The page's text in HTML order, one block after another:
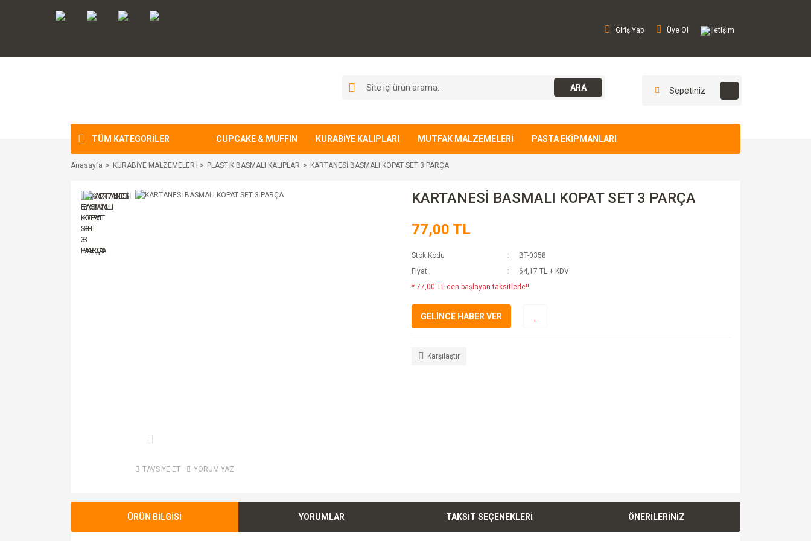
Giriş Yap Üye Ol İletişim
ARA Sepetiniz
TÜM KATEGORİLER CUPCAKE & MUFFIN KURABİYE KALIPLARI MUTFAK MALZEMELERİ PASTA EKİPMANLARI
Anasayfa KURABİYE MALZEMELERİ PLASTİK BASMALI KALIPLAR KARTANESİ BASMALI KOPAT SET 3 PARÇA
TAVSİYE ET YORUM YAZ
KARTANESİ BASMALI KOPAT SET 3 PARÇA
77,00 TL
Stok Kodu
BT-0358
Fiyat
64,17 TL + KDV
* 77,00 TL den başlayan taksitlerle!!
GELİNCE HABER VER
Karşılaştır
ÜRÜN BİLGİSİ YORUMLAR TAKSİT SEÇENEKLERİ ÖNERİLERİNİZ